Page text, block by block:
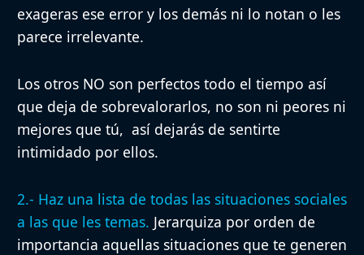
exageras ese error y los demás ni lo notan o les
parece irrelevante.
Los otros NO son perfectos todo el tiempo así
que deja de sobrevalorarlos, no son ni peores ni
mejores que tú, así dejarás de sentirte
intimidado por ellos.
2.- Haz una lista de todas las situaciones sociales
a las que les temas. Jerarquiza por orden de
importancia aquellas situaciones que te generen